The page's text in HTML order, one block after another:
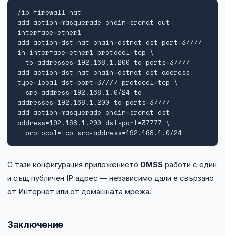
/ip firewall nat
add action=masquerade chain=srcnat out-
interface=ether1
add action=dst-nat chain=dstnat dst-port=37777
in-interface=ether1 protocol=tcp \
add action=dst-nat chain=dstnat dst-address-
type=local dst-port=37777 protocol=tcp \
addresses=192.168.1.200 to-ports=37777
add action=masquerade chain=srcnat dst-
address=192.168.1.200 dst-port=37777 \
  protocol=tcp src-address=192.168.1.0/24
С тази конфигурация приложението DMSS работи с един
и същ публичен IP адрес — независимо дали е свързано
от Интернет или от домашната мрежа.
Заключение